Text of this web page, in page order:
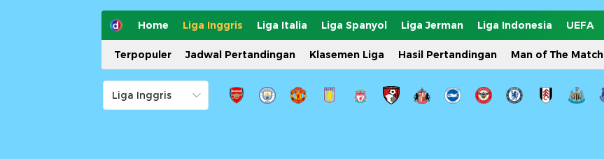
Home Liga Inggris Liga Italia Liga Spanyol Liga Jerman Liga Indonesia UEFA
Terpopuler Jadwal Pertandingan Klasemen Liga Hasil Pertandingan Man of The Match